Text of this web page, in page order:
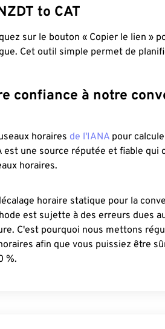
to CAT
sur le bouton « Copier le lien »
Cet outil simple permet de
confiance à notre
horaires de l'IANA pour
est une source réputée et fiable qui
horaires.
horaire statique pour la
est sujette à des erreurs dues
C'est pourquoi nous mettons
afin que vous puissiez être
%.